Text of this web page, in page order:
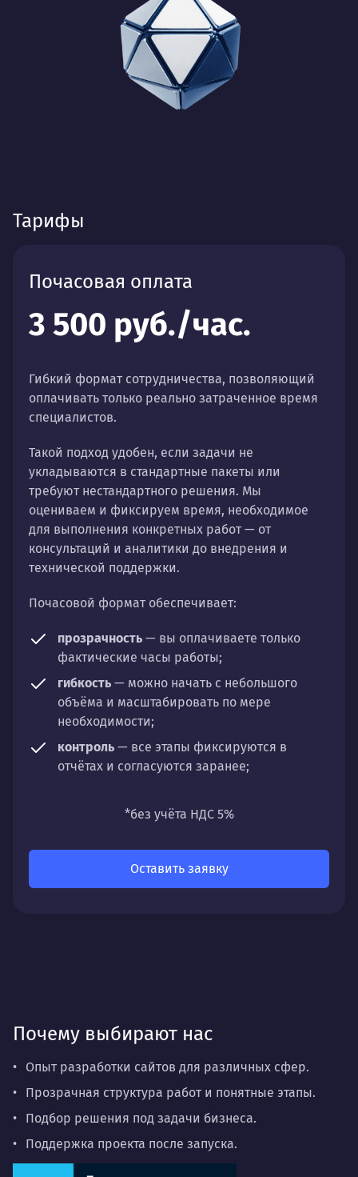
Тарифы
Почасовая оплата
3 500 руб./час.
Гибкий формат сотрудничества, позволяющий
оплачивать только реально затраченное время
специалистов.
Такой подход удобен, если задачи не
укладываются в стандартные пакеты или
требуют нестандартного решения. Мы
оцениваем и фиксируем время, необходимое
для выполнения конкретных работ — от
консультаций и аналитики до внедрения и
технической поддержки.
Почасовой формат обеспечивает:
прозрачность — вы оплачиваете только
фактические часы работы;
гибкость — можно начать с небольшого
объёма и масштабировать по мере
необходимости;
контроль — все этапы фиксируются в
отчётах и согласуются заранее;
направлений: стратегии, настройки,
*без учёта НДС 5%
Оставить заявку
Почему выбирают нас
Опыт разработки сайтов для различных сфер.
Прозрачная структура работ и понятные этапы.
Подбор решения под задачи бизнеса.
Поддержка проекта после запуска.